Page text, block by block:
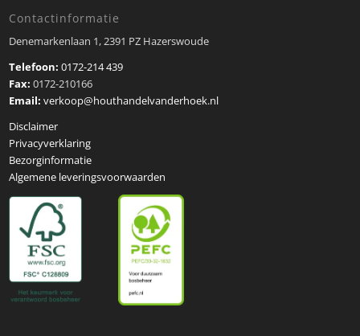
Contactinformatie
Denemarkenlaan 1, 2391 PZ Hazerswoude
Telefoon:0172-214 439
Fax:0172-210166
Email: verkoop@houthandelvanderhoek.nl
Disclaimer
Privacyverklaring
Bezorginformatie
Algemene leveringsvoorwaarden